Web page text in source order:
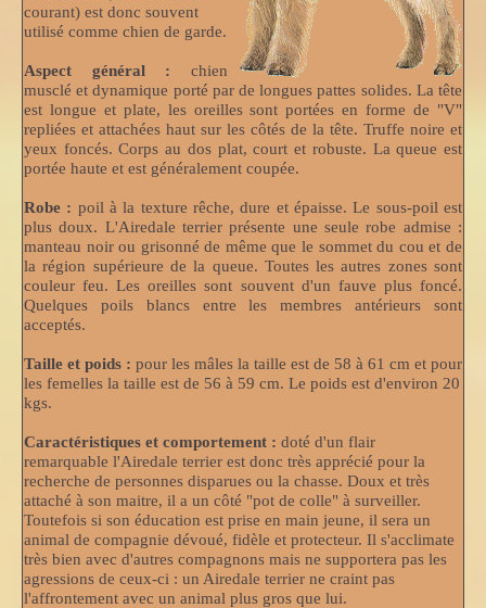
courant) est donc souvent
utilisé comme chien de garde.
Aspect général : chien
musclé et dynamique porté par de longues pattes solides. La tête
est longue et plate, les oreilles sont portées en forme de "V"
repliées et attachées haut sur les côtés de la tête. Truffe noire et
yeux foncés. Corps au dos plat, court et robuste. La queue est
portée haute et est généralement coupée.
Robe : poil à la texture rêche, dure et épaisse. Le sous-poil est
plus doux. L'Airedale terrier présente une seule robe admise :
manteau noir ou grisonné de même que le sommet du cou et de
la région supérieure de la queue. Toutes les autres zones sont
couleur feu. Les oreilles sont souvent d'un fauve plus foncé.
Quelques poils blancs entre les membres antérieurs sont
acceptés.
Taille et poids : pour les mâles la taille est de 58 à 61 cm et pour
les femelles la taille est de 56 à 59 cm. Le poids est d'environ 20
kgs.
Caractéristiques et comportement : doté d'un flair
remarquable l'Airedale terrier est donc très apprécié pour la
recherche de personnes disparues ou la chasse. Doux et très
attaché à son maitre, il a un côté "pot de colle" à surveiller.
Toutefois si son éducation est prise en main jeune, il sera un
animal de compagnie dévoué, fidèle et protecteur. Il s'acclimate
très bien avec d'autres compagnons mais ne supportera pas les
agressions de ceux-ci : un Airedale terrier ne craint pas
l'affrontement avec un animal plus gros que lui.